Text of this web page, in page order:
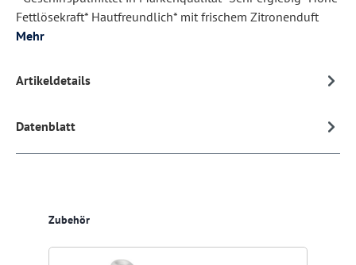
Fettlösekraft* Hautfreundlich* mit frischem Zitronenduft
Mehr
Artikeldetails
Datenblatt
Produktgalerie überspringen
Zubehör